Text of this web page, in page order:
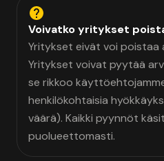
Voivatko yritykset
Yritykset eivät voi poistaa
Yritykset voivat pyytää
se rikkoo
henkilökohtaisia
väärä). Kaikki pyynnöt
puolueettomasti.